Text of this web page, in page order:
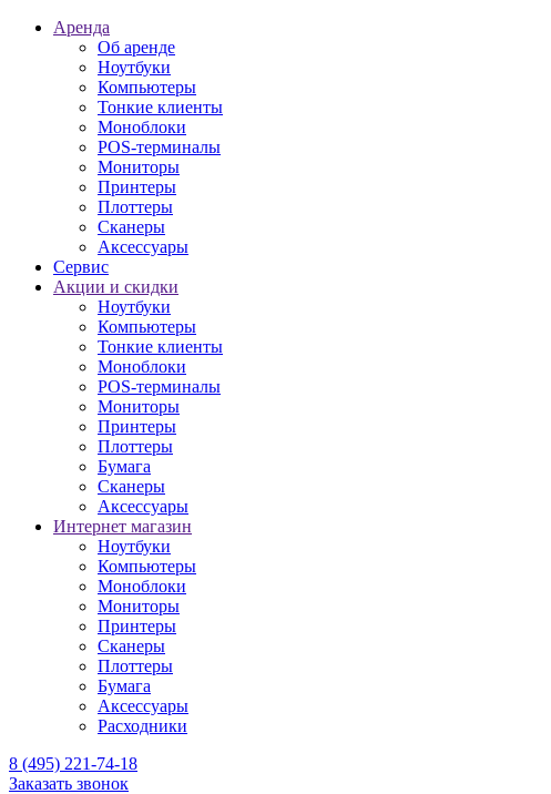
Аренда
Об аренде
Ноутбуки
Компьютеры
Тонкие клиенты
Моноблоки
POS-терминалы
Мониторы
Принтеры
Плоттеры
Сканеры
Аксессуары
Сервис
Акции и скидки
Ноутбуки
Компьютеры
Тонкие клиенты
Моноблоки
POS-терминалы
Мониторы
Принтеры
Плоттеры
Бумага
Сканеры
Аксессуары
Интернет магазин
Ноутбуки
Компьютеры
Моноблоки
Мониторы
Принтеры
Сканеры
Плоттеры
Бумага
Аксессуары
Расходники
8 (495) 221-74-18
Заказать звонок